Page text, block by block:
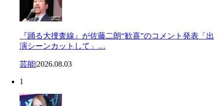
『踊る大捜査線』が佐藤二朗“歓喜”のコメント発表「出
演シーンカットして」…
芸能|2026.08.03
1